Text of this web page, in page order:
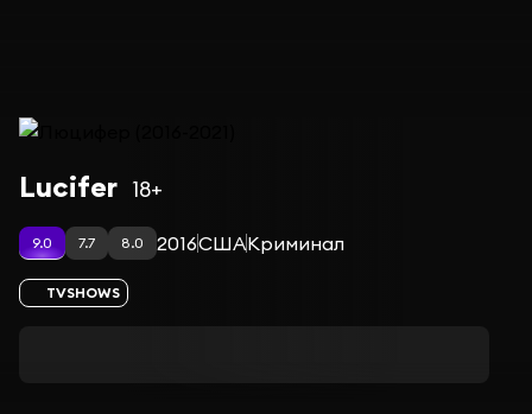
Сериал Люцифер (2016-2021) — сезон 1
Lucifer 18+
9.0 7.7 8.0 2016СШАКриминал
TVSHOWS